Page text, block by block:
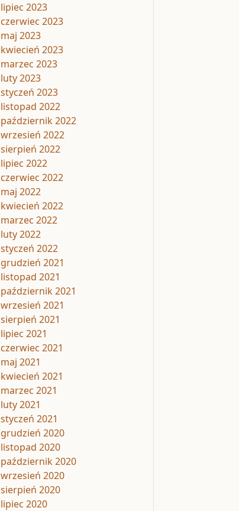
lipiec 2023
czerwiec 2023
maj 2023
kwiecień 2023
marzec 2023
luty 2023
styczeń 2023
listopad 2022
październik 2022
wrzesień 2022
sierpień 2022
lipiec 2022
czerwiec 2022
maj 2022
kwiecień 2022
marzec 2022
luty 2022
styczeń 2022
grudzień 2021
listopad 2021
październik 2021
wrzesień 2021
sierpień 2021
lipiec 2021
czerwiec 2021
maj 2021
kwiecień 2021
marzec 2021
luty 2021
styczeń 2021
grudzień 2020
listopad 2020
październik 2020
wrzesień 2020
sierpień 2020
lipiec 2020